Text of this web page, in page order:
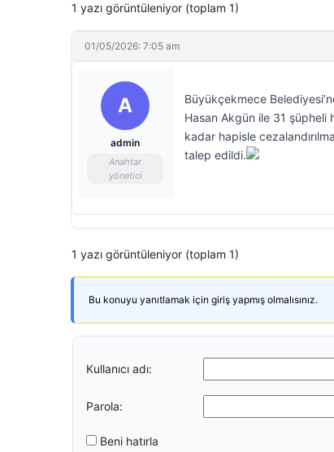
1 yazı görüntüleniyor (toplam 1)
01/05/2026: 7:05 am
A
admin
Anahtar
yönetici
Büyükçekmece
Hasan Akgün ile 31 şüpheli
kadar hapisle
talep edildi.
1 yazı görüntüleniyor (toplam 1)
Bu konuyu yanıtlamak için giriş yapmış olmalısınız.
Kullanıcı adı:
Parola:
Beni hatırla